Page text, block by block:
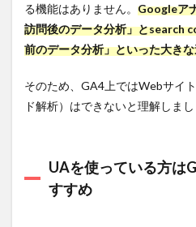
UAを
使っ
てい
る方
GA4
へ早
めの
め
る機能はありません。 Googleア
訪問後のデータ分析」とsearch
前のデータ分析」といった大き
そのため、GA4上ではWebサイ
ド解析）はできないと理解しまし
UAを使っている方は
すすめ